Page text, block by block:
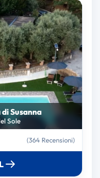
Susanna
Sole
(364 Recensioni)